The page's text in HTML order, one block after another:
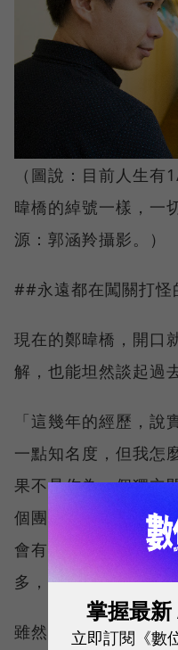
（圖說：目前人生
暐橋的綽號一樣，一
源：郭涵羚攝影。）
##永遠都在闖關打怪
現在的鄭暐橋，開口
解，也能坦然談起過
「這幾年的經歷，說
一點知名度，但我怎
果不是作為一個獨立
個團隊、出書，我如
會有這些經歷，雖然
多，這是用6年青春
雖然未來的路還沒那
掌握最新
立即訂閱《數